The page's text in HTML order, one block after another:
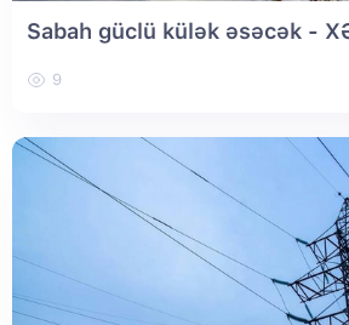
Sabah güclü külək əsəcək -
9